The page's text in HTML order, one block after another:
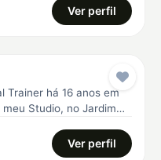
Ver perfil
Trainer há 16 anos em
Studio, no Jardim…
Ver perfil